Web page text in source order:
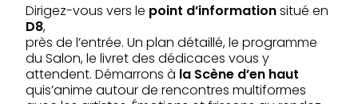
Dirigez-vous vers le point d’informationsitué en
D8,
près de l’entrée. Un plan détaillé, le programme
du Salon, le livret des dédicaces vous y
attendent. Démarrons à la Scène d’en haut
quis’anime autour de rencontres multiformes